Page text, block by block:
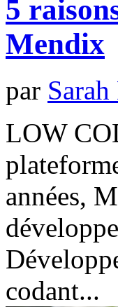
5
Mendix
par
LOW
années,
codant...